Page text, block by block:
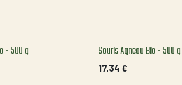
- 500 g Souris Agneau Bio - 500 g
17,34 €